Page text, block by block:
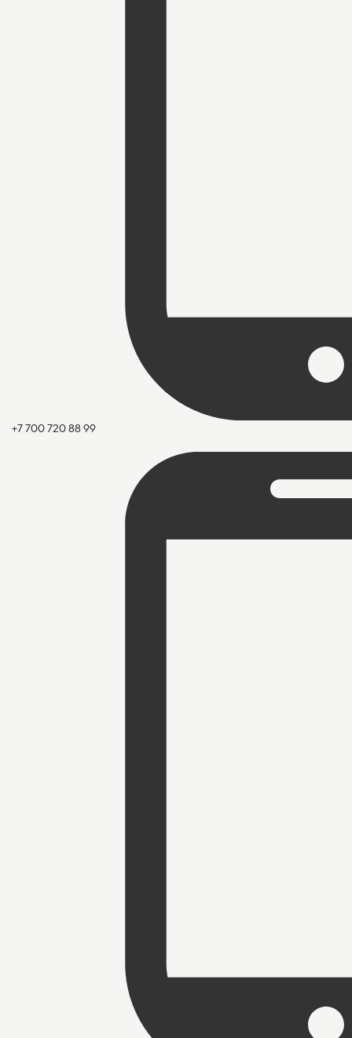
+7 700 720 88 99